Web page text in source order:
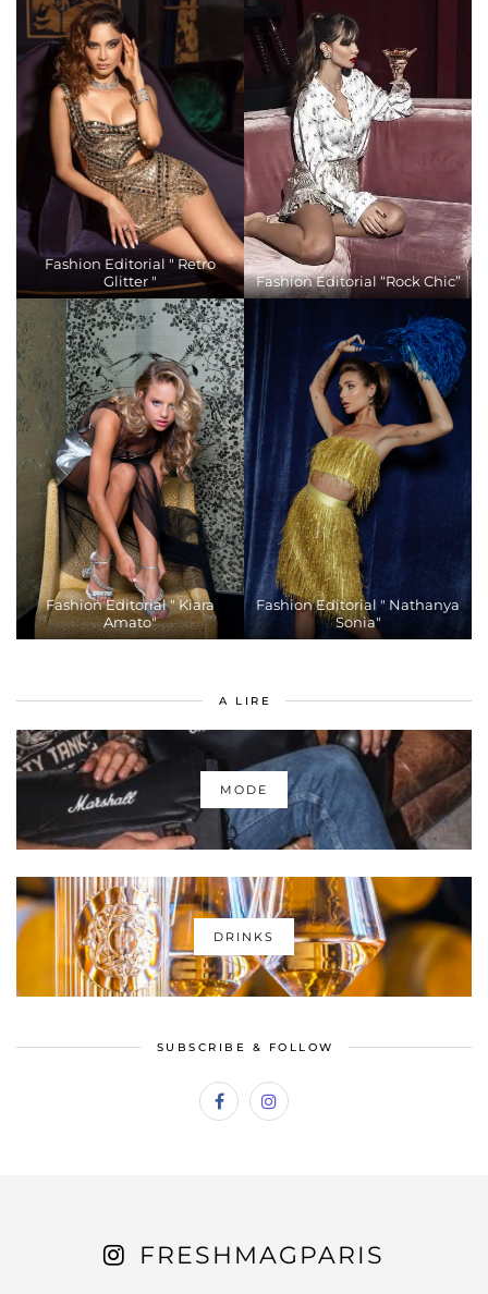
Fashion Editorial " Retro
Glitter "
Fashion Editorial “Rock Chic”
Fashion Editorial " Kiara
Amato"
Fashion Editorial " Nathanya
Sonia"
A LIRE
MODE
DRINKS
SUBSCRIBE & FOLLOW
FRESHMAGPARIS